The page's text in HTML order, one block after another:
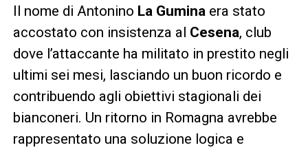
Il nome di Antonino La Gumina era stato
accostato con insistenza al Cesena, club
dove l’attaccante ha militato in prestito negli
ultimi sei mesi, lasciando un buon ricordo e
contribuendo agli obiettivi stagionali dei
bianconeri. Un ritorno in Romagna avrebbe
rappresentato una soluzione logica e